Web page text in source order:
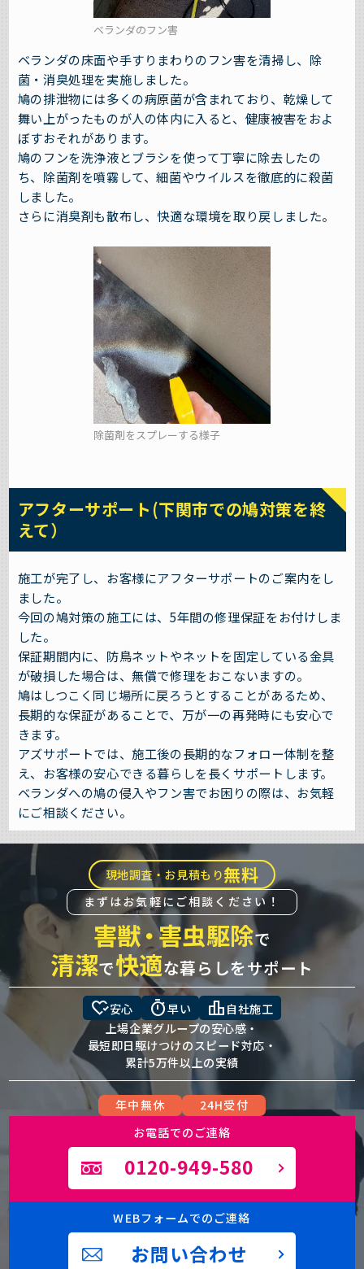
ベランダのフン害
ベランダの床面や手すりまわりのフン害を清掃し、除
菌・消臭処理を実施しました。
鳩の排泄物には多くの病原菌が含まれており、乾燥して
舞い上がったものが人の体内に入ると、健康被害をおよ
ぼすおそれがあります。
鳩のフンを洗浄液とブラシを使って丁寧に除去したの
ち、除菌剤を噴霧して、細菌やウイルスを徹底的に殺菌
しました。
さらに消臭剤も散布し、快適な環境を取り戻しました。
除菌剤をスプレーする様子
アフターサポート(下関市での鳩対策を終
えて）
施工が完了し、お客様にアフターサポートのご案内をし
ました。
今回の鳩対策の施工には、5年間の修理保証をお付けしま
した。
保証期間内に、防鳥ネットやネットを固定している金具
が破損した場合は、無償で修理をおこないますの。
鳩はしつこく同じ場所に戻ろうとすることがあるため、
長期的な保証があることで、万が一の再発時にも安心で
きます。
アズサポートでは、施工後の長期的なフォロー体制を整
え、お客様の安心できる暮らしを長くサポートします。
ベランダへの鳩の侵入やフン害でお困りの際は、お気軽
にご相談ください。
現地調査・お見積もり無料
まずはお気軽にご相談ください！
害獣・害虫駆除で
清潔で快適な暮らしをサポート
heart_check安心 timer早い leaderboard 自社施工
上場企業グループの安心感・
最短即日駆けつけのスピード対応・
累計5万件以上の実績
年中無休
24H受付
お電話でのご連絡
0120-949-580
WEBフォームでのご連絡
お問い合わせ